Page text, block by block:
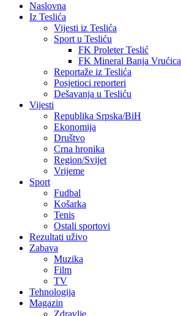
Naslovna
Iz Teslića
Vijesti iz Teslića
Sport u Tesliću
FK Proleter Teslić
FK Mineral Banja Vrućica
Reportaže iz Teslića
Posjetioci reporteri
Dešavanja u Tesliću
Vijesti
Republika Srpska/BiH
Ekonomija
Društvo
Crna hronika
Region/Svijet
Vrijeme
Sport
Fudbal
Košarka
Tenis
Ostali sportovi
Rezultati uživo
Zabava
Muzika
Film
TV
Tehnologija
Magazin
Zdravlje